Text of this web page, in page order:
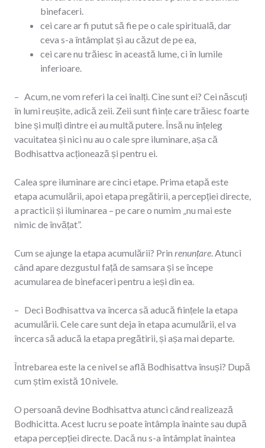
binefaceri.
cei care ar fi putut să fie pe o cale spirituală, dar
ceva s-a întâmplat și au căzut de pe ea,
cei care nu trăiesc în această lume, ci în lumile
inferioare.
– Acum, ne vom referi la cei înalți. Cine sunt ei? Cei născuți
în lumi reușite, adică zeii. Zeii sunt ființe care trăiesc foarte
bine și mulți dintre ei au multă putere. Însă nu înțeleg
vacuitatea și nici nu au o cale spre iluminare, așa că
Bodhisattva acționează și pentru ei.
Calea spre iluminare are cinci etape. Prima etapă este
etapa acumulării, apoi etapa pregătirii, a percepției directe,
a practicii și iluminarea – pe care o numim „nu mai este
nimic de învățat”.
Cum se ajunge la etapa acumulării? Prin renunțare. Atunci
când apare dezgustul față de samsara și se începe
acumularea de binefaceri pentru a ieși din ea.
– Deci Bodhisattva va încerca să aducă ființele la etapa
acumulării. Cele care sunt deja în etapa acumulării, el va
încerca să aducă la etapa pregătirii, și așa mai departe.
Întrebarea este la ce nivel se află Bodhisattva însuși? După
cum știm există 10 nivele.
O persoană devine Bodhisattva atunci când realizează
Bodhicitta. Acest lucru se poate întâmpla înainte sau după
etapa percepției directe. Dacă nu s-a întâmplat înaintea